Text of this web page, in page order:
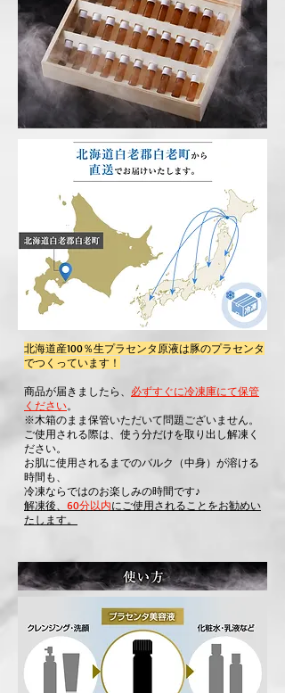
北海道産100％生プラセンタ原液は豚のプラセンタ
でつくっています！
商品が届きましたら、 必ずすぐに冷凍庫にて保管
ください。
※木箱のまま保管いただいて問題ございません。
ご使用される際は、使う分だけを取り出し解凍く
ださい。
お肌に使用されるまでのバルク（中身）が溶ける
時間も、
冷凍ならではのお楽しみの時間です♪
解凍後、 60分以内にご使用されることをお勧めい
たします。